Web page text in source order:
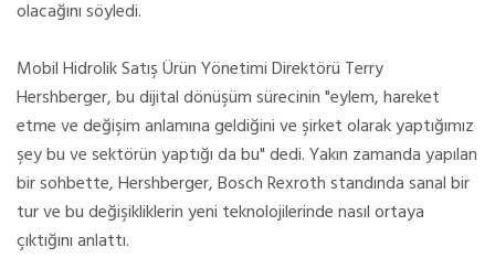
olacağını söyledi.
Mobil Hidrolik Satış Ürün Yönetimi Direktörü Terry
Hershberger, bu dijital dönüşüm sürecinin "eylem, hareket
etme ve değişim anlamına geldiğini ve şirket olarak yaptığımız
şey bu ve sektörün yaptığı da bu" dedi. Yakın zamanda yapılan
bir sohbette, Hershberger, Bosch Rexroth standında sanal bir
tur ve bu değişikliklerin yeni teknolojilerinde nasıl ortaya
çıktığını anlattı.